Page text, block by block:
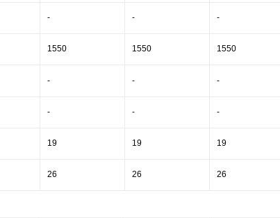
- - -
1550 1550 1550
- - -
- - -
19 19 19
26 26 26